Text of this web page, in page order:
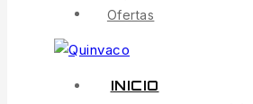
Ofertas
INICIO